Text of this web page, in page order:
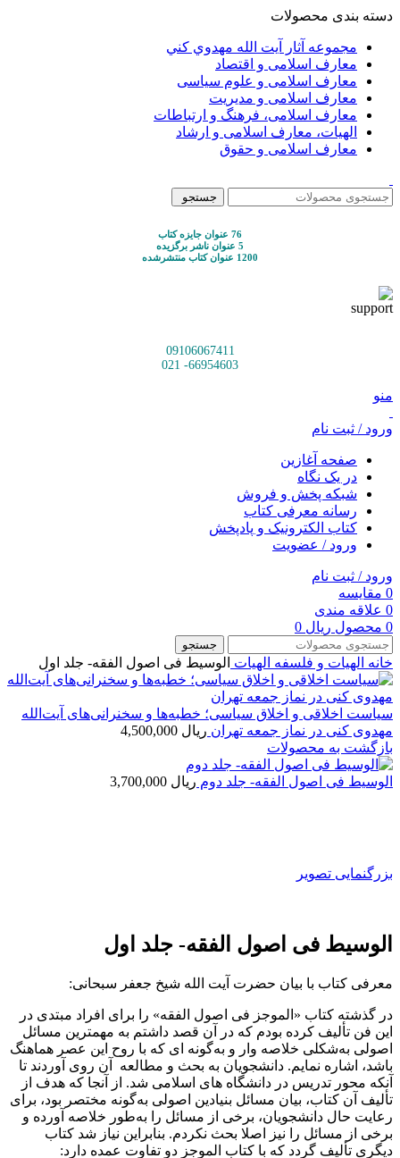
دسته بندی محصولات
مجموعه آثار آيت الله مهدوي كني
معارف اسلامی و اقتصاد
معارف اسلامی و علوم سیاسی
معارف اسلامی و مدیریت
معارف اسلامی، فرهنگ و ارتباطات
الهیات، معارف اسلامی و ارشاد
معارف اسلامی و حقوق
جستجو
76 عنوان جایزه کتاب
5 عنوان ناشر برگزیده
1200 عنوان کتاب منتشرشده
09106067411
66954603- 021
منو
ورود / ثبت نام
صفحه آغازین
در یک نگاه
شبکه پخش و فروش
رسانه معرفی کتاب
کتاب الکترونیک و پادپخش
ورود / عضویت
ورود / ثبت نام
0 مقایسه
0 علاقه مندی
0 محصول ریال
جستجو
خانه الهیات و فلسفه الهيات الوسیط فی اصول الفقه- جلد اول
سیاست اخلاقی و اخلاق سیاسی؛ خطبه‌ها و سخنرانی‌های آیت‌الله
مهدوی کنی در نماز جمعه تهران ریال
بازگشت به محصولات
الوسیط فی اصول الفقه- جلد دوم ریال
بزرگنمایی تصویر
الوسیط فی اصول الفقه- جلد اول
معرفی کتاب با بیان حضرت آیت الله شیخ جعفر سبحانی:
در گذشته کتاب «الموجز فی اصول الفقه» را برای افراد مبتدی در
این فن تألیف کرده بودم که در آن قصد داشتم به مهم­ترین مسائل
اصولی به‌شکلی خلاصه ­وار و به‌گونه ­ای که با روح این عصر هماهنگ
باشد، اشاره نمایم. دانشجویان به بحث و مطالعه آن روی آوردند تا
آنکه محور تدریس در دانشگاه ­های اسلامی شد. از آنجا که هدف از
تألیف آن کتاب، بیان مسائل بنیادین اصولی به‌­گونه­ مختصر بود، برای
رعایت حال دانشجویان، برخی از مسائل را به‌طور خلاصه آورده و
برخی از مسائل را نیز اصلا بحث نکردم. بنابراین نیاز شد کتاب
دیگری تألیف گردد که با کتاب الموجز دو تفاوت عمده دارد: